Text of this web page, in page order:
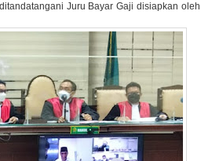
Juru Bayar Gaji disiapkan oleh